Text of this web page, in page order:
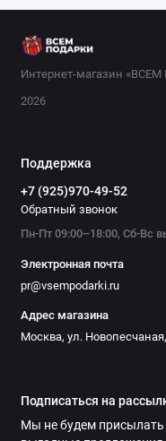
Интернет-магазин
2026
Поддержка
+7 (925)970-49-52
Обратный звонок
Пн-Пт 09:00–18:00, Сб-Вс
Электронная почта
pr@vsempodarki.ru
Адрес магазина
Москва, ул.
Подписаться на
Мы не будем